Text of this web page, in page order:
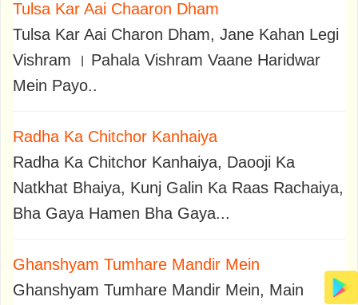
Tulsa Kar Aai Chaaron Dham
Tulsa Kar Aai Charon Dham, Jane Kahan Legi
Vishram । Pahala Vishram Vaane Haridwar
Mein Payo..
Radha Ka Chitchor Kanhaiya
Radha Ka Chitchor Kanhaiya, Daooji Ka
Natkhat Bhaiya, Kunj Galin Ka Raas Rachaiya,
Bha Gaya Hamen Bha Gaya...
Ghanshyam Tumhare Mandir Mein
Ghanshyam Tumhare Mandir Mein, Main